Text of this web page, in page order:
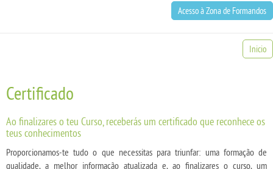
Acesso à Zona de Formandos
Inicio
Certificado
Ao finalizares o teu Curso, receberás um certificado que reconhece os
teus conhecimentos
Proporcionamos-te tudo o que necessitas para triunfar: uma formação de
qualidade, a melhor informação atualizada e, ao finalizares o curso, um